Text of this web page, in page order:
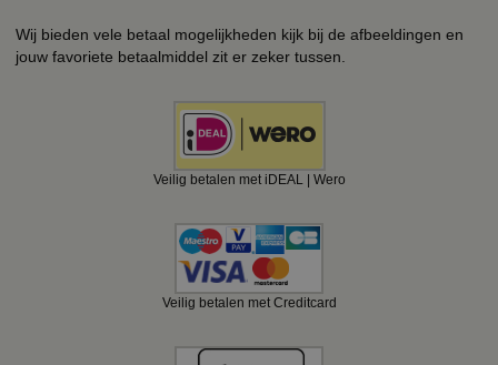
Wij bieden vele betaal mogelijkheden kijk bij de afbeeldingen en
jouw favoriete betaalmiddel zit er zeker tussen.
Veilig betalen met iDEAL | Wero
Veilig betalen met Creditcard